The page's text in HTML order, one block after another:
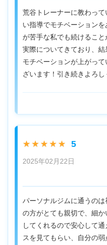
荒谷トレーナーに教わっ
い指導でモチベーション
が苦手な私でも続けるこ
実際についてきており、
モチベーションが上がっ
ざいます！引き続きよろし
★★★★★ 5
2025年02月22日
パーソナルジムに通うの
の方がとても親切で、細
してくれるので安心して
スを見てもらい、自分の